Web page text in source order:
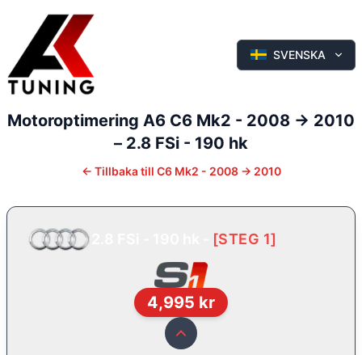
SVENSKA
Motoroptimering A6 C6 Mk2 - 2008 -> 2010
– 2.8 FSi - 190 hk
← Tillbaka till C6 Mk2 - 2008 -> 2010
[STEG 1]
4,995 kr